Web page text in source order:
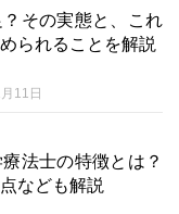
その実態と、これ
られることを解説
11日
法士の特徴とは？
なども解説